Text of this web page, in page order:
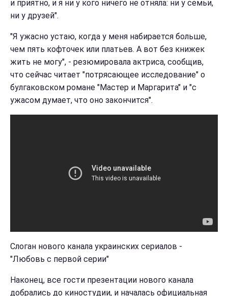
и приятно, и я ни у кого ничего не отняла: ни у семьи,
ни у друзей".
"Я ужасно устаю, когда у меня набирается больше,
чем пять кофточек или платьев. А вот без книжек
жить не могу", - резюмировала актриса, сообщив,
что сейчас читает "потрясающее исследование" о
булгаковском романе "Мастер и Маргарита" и "с
ужасом думает, что оно закончится".
Слоган нового канала украинских сериалов -
"Любовь с первой серии"
Наконец, все гости презентации нового канала
добрались до киностудии, и началась официальная